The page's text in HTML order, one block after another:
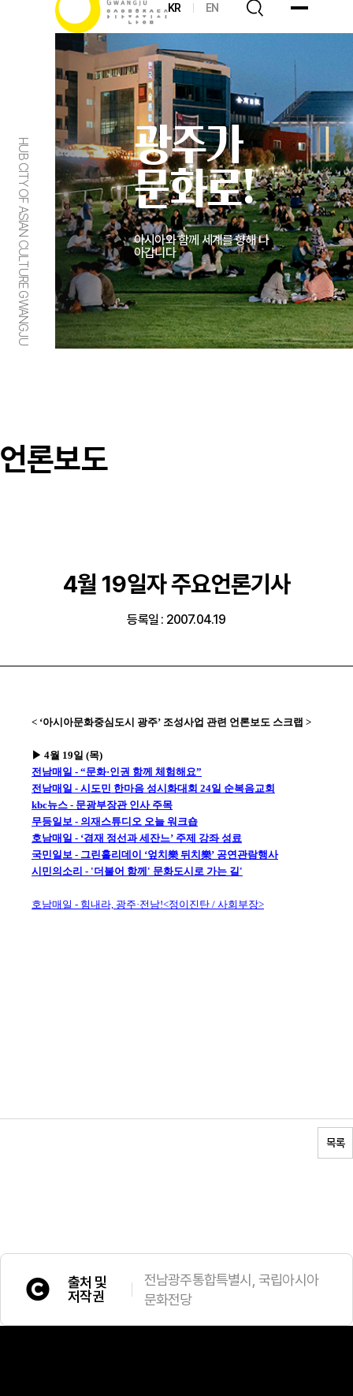
KR EN
HUB CITY OF ASIAN CULTURE GWANGJU
광주가
문화로!
아시아와 함께 세계를 향해 나
아갑니다
언론보도
4월 19일자 주요언론기사
등록일 : 2007.04.19
< ‘아시아문화중심도시 광주’ 조성사업 관련 언론보도 스크랩 >
▶ 4월 19일 (목)
전남매일 - “문화·인권 함께 체험해요”
전남매일 - 시도민 한마음 성시화대회 24일 순복음교회
kbc뉴스 - 문광부장관 인사 주목
무등일보 - 의재스튜디오 오늘 워크숍
호남매일 - ‘겸재 정선과 세잔느’ 주제 강좌 성료
국민일보 - 그린홀리데이 ‘엎치樂 뒤치樂’ 공연관람행사
시민의소리 - '더불어 함께' 문화도시로 가는 길'
호남매일 - 힘내라, 광주·전남!<정이진탄 / 사회부장>
목록
출처 및
저작권
전남광주통합특별시, 국립아시아
문화전당